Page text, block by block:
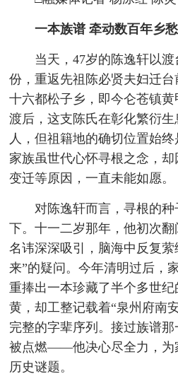
一本族谱 牵动数百年乡愁
当天，47岁的陈逸轩以
份，重返先祖陈必贤夫妇迁
十六都松子乡，即今仑苍镇
渡后，这支陈氏在彰化繁衍
人，但祖籍地的确切位置始终
家族虽世代心怀寻根之念，
变迁等原因，一直未能如愿。
对陈逸轩而言，寻根的
下。十一二岁那年，他初次
名讳深深吸引，脑海中反复
来”的疑问。今年清明过后，
重捧出一本珍藏了半个多世
黄，却工整记载着“泉州府南
完整的字辈序列。接过族谱
被点燃——他决心尽全力，为
历史谜题。